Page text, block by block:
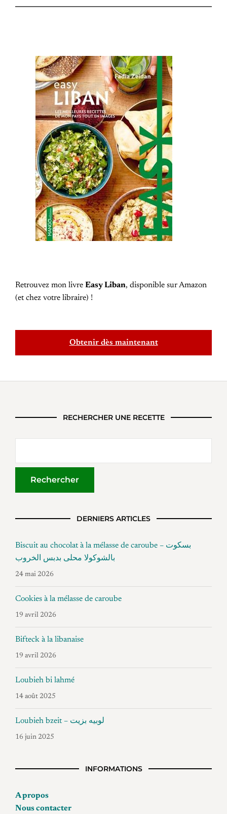
Retrouvez mon livre Easy Liban, disponible sur Amazon
(et chez votre libraire) !
Obtenir dès maintenant
RECHERCHER UNE RECETTE
DERNIERS ARTICLES
Biscuit au chocolat à la mélasse de caroube – بسكوت
بالشوكولا محلى بدبس الخروب
24 mai 2026
Cookies à la mélasse de caroube
19 avril 2026
Bifteck à la libanaise
19 avril 2026
Loubieh bi lahmé
14 août 2025
Loubieh bzeit – لوبيه بزيت
16 juin 2025
INFORMATIONS
A propos
Nous contacter